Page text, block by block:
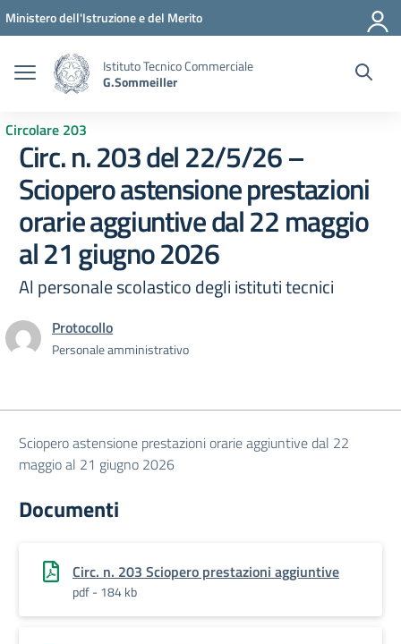
Vai ai contenuti
Vai al menu di navigazione
Vai al footer
Ministero dell'Istruzione e del Merito
Istituto Tecnico Commerciale
G.Sommeiller
Circolare 203
Circ. n. 203 del 22/5/26 –
Sciopero astensione prestazioni
orarie aggiuntive dal 22 maggio
al 21 giugno 2026
Al personale scolastico degli istituti tecnici
Protocollo
Personale amministrativo
Sciopero astensione prestazioni orarie aggiuntive dal 22
maggio al 21 giugno 2026
Documenti
Circ. n. 203 Sciopero prestazioni aggiuntive
pdf - 184 kb